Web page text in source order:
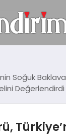
Soğuk
Değerlendirdi